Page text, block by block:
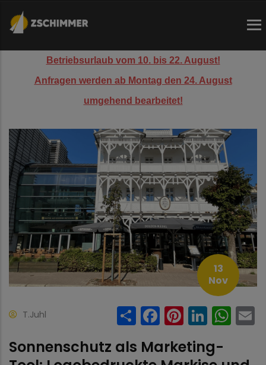
Direkt
zum
Inhalt
Betriebsurlaub vom 10. bis 22. August!
Anfragen werden ab Montag den 24. August
umgehend bearbeitet!
13
Nov
T.Juhl Share
Facebook
Sonnenschutz als Marketing-